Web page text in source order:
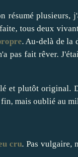
résumé plusieurs,
tous deux
. Au-delà de la
pas fait rêver.
et plutôt original.
mais oublié au
cru. Pas vulgaire,